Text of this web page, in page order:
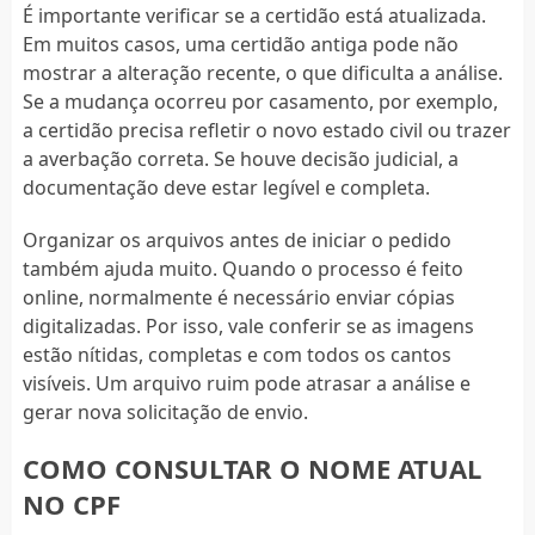
É importante verificar se a certidão está atualizada.
Em muitos casos, uma certidão antiga pode não
mostrar a alteração recente, o que dificulta a análise.
Se a mudança ocorreu por casamento, por exemplo,
a certidão precisa refletir o novo estado civil ou trazer
a averbação correta. Se houve decisão judicial, a
documentação deve estar legível e completa.
Organizar os arquivos antes de iniciar o pedido
também ajuda muito. Quando o processo é feito
online, normalmente é necessário enviar cópias
digitalizadas. Por isso, vale conferir se as imagens
estão nítidas, completas e com todos os cantos
visíveis. Um arquivo ruim pode atrasar a análise e
gerar nova solicitação de envio.
COMO CONSULTAR O NOME ATUAL
NO CPF